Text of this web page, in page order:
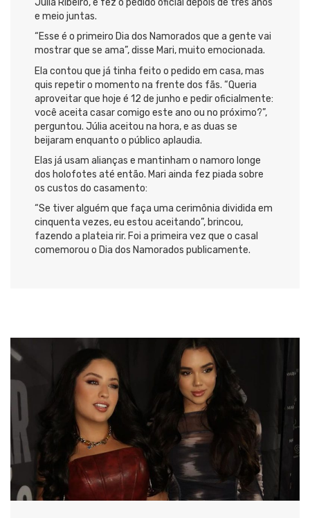
e meio juntas.
“Esse é o primeiro Dia dos Namorados que a gente vai
mostrar que se ama”, disse Mari, muito emocionada.
Ela contou que já tinha feito o pedido em casa, mas
quis repetir o momento na frente dos fãs. “Queria
aproveitar que hoje é 12 de junho e pedir oficialmente:
você aceita casar comigo este ano ou no próximo?”,
perguntou. Júlia aceitou na hora, e as duas se
beijaram enquanto o público aplaudia.
Elas já usam alianças e mantinham o namoro longe
dos holofotes até então. Mari ainda fez piada sobre
os custos do casamento:
“Se tiver alguém que faça uma cerimônia dividida em
cinquenta vezes, eu estou aceitando”, brincou,
fazendo a plateia rir. Foi a primeira vez que o casal
comemorou o Dia dos Namorados publicamente.